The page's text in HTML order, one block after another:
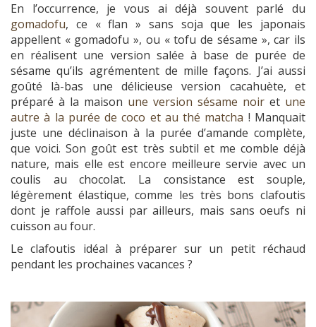
En l’occurrence, je vous ai déjà souvent parlé du
gomadofu, ce « flan » sans soja que les japonais
appellent « gomadofu », ou « tofu de sésame », car ils
en réalisent une version salée à base de purée de
sésame qu’ils agrémentent de mille façons. J’ai aussi
goûté là-bas une délicieuse version cacahuète, et
préparé à la maison une version sésame noir et une
autre à la purée de coco et au thé matcha ! Manquait
juste une déclinaison à la purée d’amande complète,
que voici. Son goût est très subtil et me comble déjà
nature, mais elle est encore meilleure servie avec un
coulis au chocolat. La consistance est souple,
légèrement élastique, comme les très bons clafoutis
dont je raffole aussi par ailleurs, mais sans oeufs ni
cuisson au four.
Le clafoutis idéal à préparer sur un petit réchaud
pendant les prochaines vacances ?